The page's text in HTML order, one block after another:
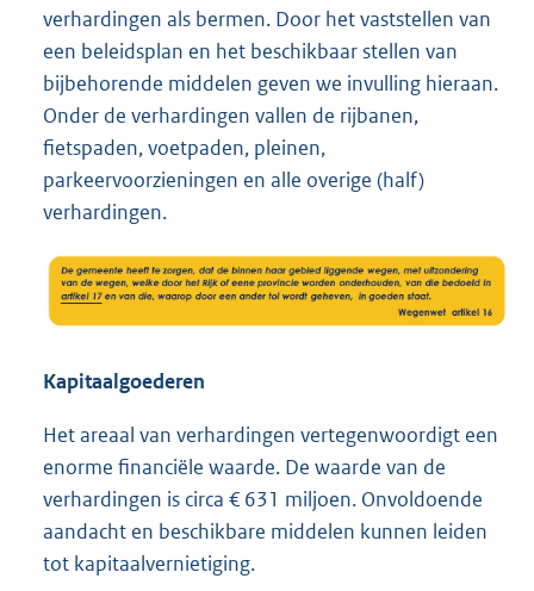
verhardingen als bermen. Door het vaststellen van
een beleidsplan en het beschikbaar stellen van
bijbehorende middelen geven we invulling hieraan.
Onder de verhardingen vallen de rijbanen,
fietspaden, voetpaden, pleinen,
parkeervoorzieningen en alle overige (half)
verhardingen.
Kapitaalgoederen
Het areaal van verhardingen vertegenwoordigt een
enorme financiële waarde. De waarde van de
verhardingen is circa € 631 miljoen. Onvoldoende
aandacht en beschikbare middelen kunnen leiden
tot kapitaalvernietiging.